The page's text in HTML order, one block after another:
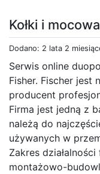
Kołki i
Dodano: 2 lata 2
Serwis online
Fisher. Fischer jest
producent
Firma jest jedną z
należą do
używanych w
Zakres
montażowo-